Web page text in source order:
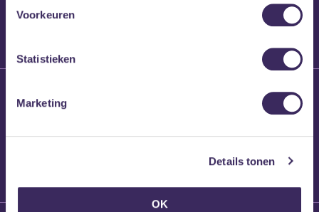
Voorkeuren
Statistieken
Marketing
Details tonen
OK